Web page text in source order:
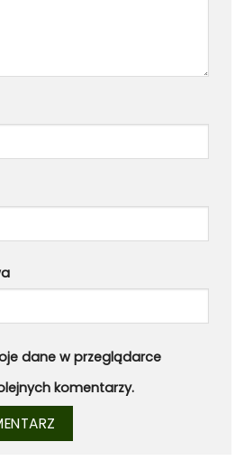
dane w przeglądarce
komentarzy.